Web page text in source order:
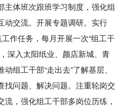
主体班次跟班学习制度，强化组
动交流。开展专题调研。实行
作任务，每月开展一次“组工干
深入太阳纸业、颜店新城、青
组工干部“走出去”了解基层、
找问题、解决问题。注重轮岗交
，强化组工干部多岗位历练，